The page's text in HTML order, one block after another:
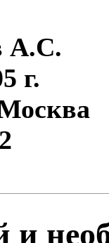
А.С.
г.
и